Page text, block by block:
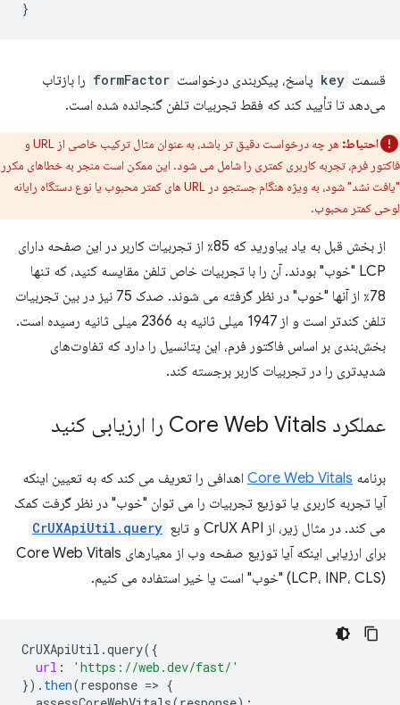
قسمت key پاسخ، پیکربندی درخواست formFactor را بازتاب
می‌دهد تا تأیید کند که فقط تجربیات تلفن گنجانده شده است.
احتیاط:
هر چه درخواست دقیق تر باشد، به عنوان مثال ترکیب خاصی از URL و
فاکتور فرم، تجربه کاربری کمتری را شامل می شود. این ممکن است منجر به خطاهای مکرر
"یافت نشد" شود، به ویژه هنگام جستجو در URL های کمتر محبوب یا نوع دستگاه رایانه
لوحی کمتر محبوب.
از بخش قبل به یاد بیاورید که 85٪ از تجربیات کاربر در این صفحه دارای
LCP "خوب" بودند. آن را با تجربیات خاص تلفن مقایسه کنید، که تنها
78٪ از آنها "خوب" در نظر گرفته می شوند. صدک 75 نیز در بین تجربیات
تلفن کندتر است و از 1947 میلی ثانیه به 2366 میلی ثانیه رسیده است.
بخش‌بندی بر اساس فاکتور فرم، این پتانسیل را دارد که تفاوت‌های
شدیدتری را در تجربیات کاربر برجسته کند.
عملکرد Core Web Vitals را ارزیابی کنید
برنامه Core Web Vitals اهدافی را تعریف می کند که به تعیین اینکه
آیا تجربه کاربری یا توزیع تجربیات را می توان "خوب" در نظر گرفت کمک
می کند. در مثال زیر، از CrUX API و تابع
CrUXApiUtil.query
برای ارزیابی اینکه آیا توزیع صفحه وب از معیارهای Core Web Vitals
(LCP، INP، CLS) "خوب" است یا خیر استفاده می کنیم.
CrUXApiUtil .query({
url :
'https://web.dev/fast/'
}). then(response => {